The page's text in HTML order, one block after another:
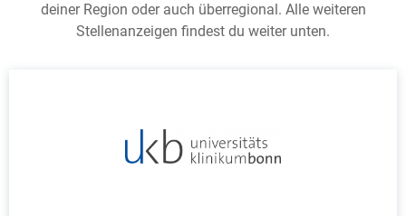
deiner Region oder auch überregional. Alle weiteren
Stellenanzeigen findest du weiter unten.